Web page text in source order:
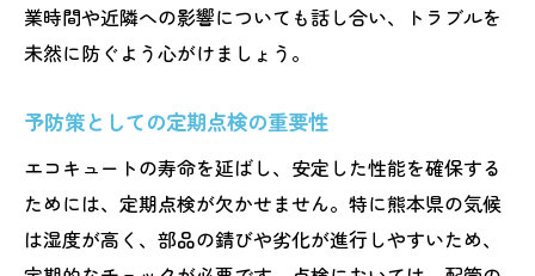
業時間や近隣への影響についても話し合い、トラブルを
未然に防ぐよう心がけましょう。
予防策としての定期点検の重要性
エコキュートの寿命を延ばし、安定した性能を確保する
ためには、定期点検が欠かせません。特に熊本県の気候
は湿度が高く、部品の錆びや劣化が進行しやすいため、